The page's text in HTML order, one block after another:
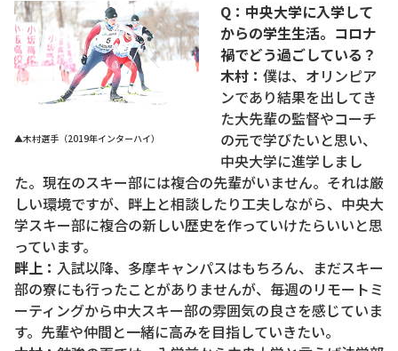
▲木村選手（2019年インターハイ）
Q：中央大学に入学して
からの学生生活。コロナ
禍でどう過ごしている？
木村： 僕は、オリンピア
ンであり結果を出してき
た大先輩の監督やコーチ
の元で学びたいと思い、
中央大学に進学しまし
た。現在のスキー部には複合の先輩がいません。それは厳
しい環境ですが、畔上と相談したり工夫しながら、中央大
学スキー部に複合の新しい歴史を作っていけたらいいと思
っています。
畔上： 入試以降、多摩キャンパスはもちろん、まだスキー
部の寮にも行ったことがありませんが、毎週のリモートミ
ーティングから中大スキー部の雰囲気の良さを感じていま
す。先輩や仲間と一緒に高みを目指していきたい。